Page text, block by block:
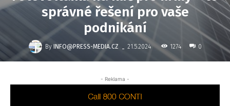
správné řešení pro vaše
podnikání
By INFO@PRESS-MEDIA.CZ - 21.5.2024 1274 0
- Reklama -